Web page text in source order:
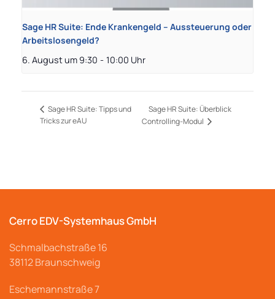
Sage HR Suite: Ende Krankengeld – Aussteuerung oder
Arbeitslosengeld?
6. August um 9:30 - 10:00
Sage HR Suite: Tipps und
Tricks zur eAU
Sage HR Suite: Überblick
Controlling-Modul
Cerro EDV-Systemhaus GmbH
Schmalbachstraße16
38112 Braunschweig
Eschemannstraße 7